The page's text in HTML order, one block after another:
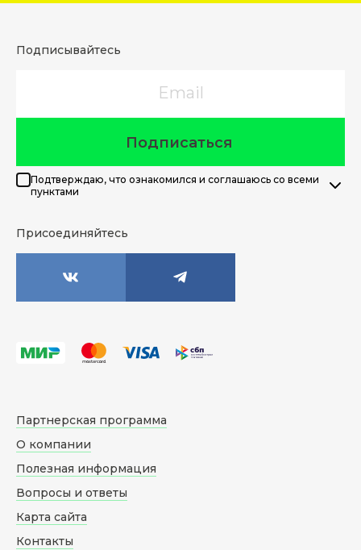
Подписывайтесь
Подписаться
Подтверждаю, что ознакомился и соглашаюсь со всеми
пунктами
Присоединяйтесь
Партнерская программа
О компании
Полезная информация
Вопросы и ответы
Карта сайта
Контакты